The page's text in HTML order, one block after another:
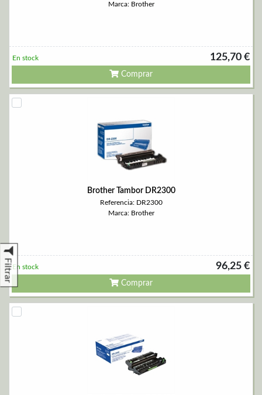
Filtrar
Marca: Brother
125,70 €
En stock
Comprar
Brother Tambor DR2300
Referencia: DR2300
Marca: Brother
96,25 €
En stock
Comprar